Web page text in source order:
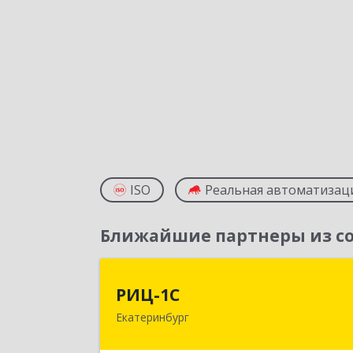
ISO Реальная
Ближайшие партнеры из
РИЦ-1С
Екатеринбург